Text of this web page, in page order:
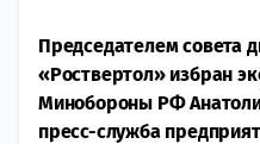
Председателем совета
«Роствертол» избран
Минобороны РФ
пресс-служба